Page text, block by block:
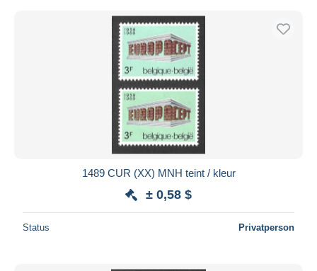
1489 CUR (XX) MNH teint / kleur
± 0,58 $
Status Privatperson